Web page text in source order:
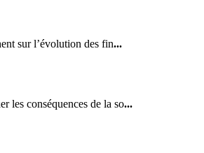
sur l’évolution des fin...
les conséquences de la so...